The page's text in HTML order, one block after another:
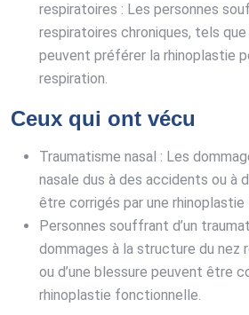
respiratoires : Les personnes
respiratoires chroniques, tels
peuvent préférer la rhinoplastie
respiration.
Ceux qui ont vécu
Traumatisme nasal : Les
nasale dus à des accidents ou à
être corrigés par une
Personnes souffrant d’un
dommages à la structure du nez
ou d’une blessure peuvent être
rhinoplastie fonctionnelle.